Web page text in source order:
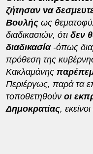
ζήτησαν να
Βουλήςως
διαδικασιών, ότι δεν
διαδικασία-όπως
πρόθεση της
Κακλαμάνης
Περιέργως, παρά τα
τοποθετηθούν οι
Δημοκρατίας, εκείνοι